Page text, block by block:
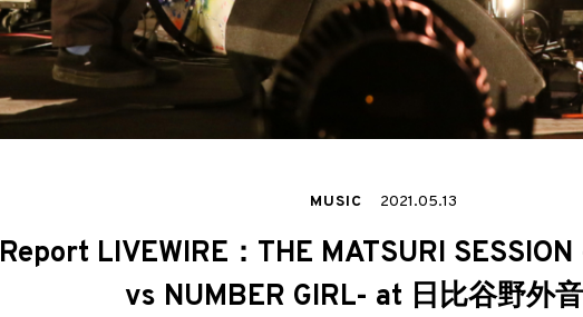
MUSIC 2021.05.13
Report LIVEWIRE：THE MATSURI
vs NUMBER GIRL- at 日比谷野外